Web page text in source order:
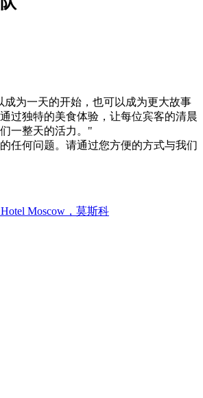
成为一天的开始，也可以成为更大故事
过独特的美食体验，让每位宾客的清晨
一整天的活力。"
任何问题。请通过您方便的方式与我们
Hotel Moscow，莫斯科